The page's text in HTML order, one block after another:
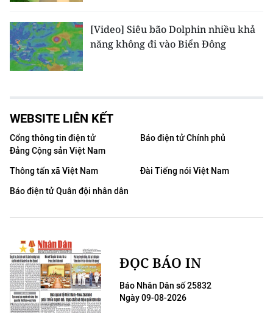
[Video] Siêu bão Dolphin nhiều khả
năng không đi vào Biển Đông
WEBSITE LIÊN KẾT
Cổng thông tin điện tử
Đảng Cộng sản Việt Nam
Báo điện tử Chính phủ
Thông tấn xã Việt Nam
Đài Tiếng nói Việt Nam
Báo điện tử Quân đội nhân dân
ĐỌC BÁO IN
Báo Nhân Dân số 25832
Ngày 09-08-2026